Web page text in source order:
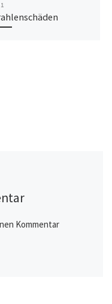
Kommentar